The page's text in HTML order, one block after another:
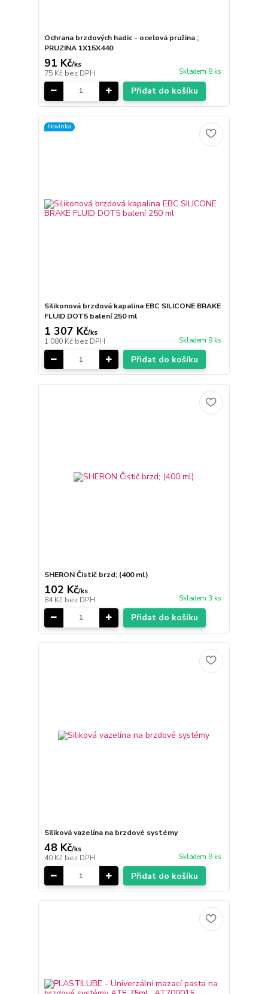
Ochrana brzdových hadic - ocelová pružina ;
PRUZINA 1X15X440
91 Kč/ks
75 Kč bez DPH Skladem 8 ks
Přidat do košíku
Novinka
Silikonová brzdová kapalina EBC SILICONE BRAKE
FLUID DOT5 balení 250 ml
1 307 Kč/ks
1 080 Kč bez DPH Skladem 9 ks
Přidat do košíku
SHERON Čistič brzd; (400 ml)
102 Kč/ks
84 Kč bez DPH Skladem 3 ks
Přidat do košíku
Siliková vazelína na brzdové systémy
48 Kč/ks
40 Kč bez DPH Skladem 9 ks
Přidat do košíku